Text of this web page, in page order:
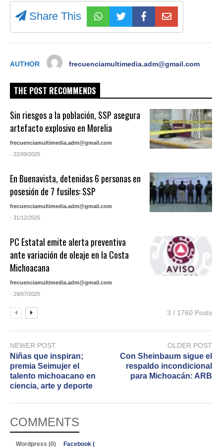
Share This
AUTHOR frecuenciamultimedia.adm@gmail.com
THE POST RECOMMENDS
Sin riesgos a la población, SSP asegura
artefacto explosivo en Morelia
frecuenciamultimedia.adm@gmail.com
- 22/09/2025
En Buenavista, detenidas 6 personas en
posesión de 7 fusiles: SSP
frecuenciamultimedia.adm@gmail.com
- 31/12/2025
PC Estatal emite alerta preventiva
ante variación de oleaje en la Costa
Michoacana
frecuenciamultimedia.adm@gmail.com
- 29/07/2025
3 / 1760 Posts
NEWER POST
Niñas que inspiran;
premia Seimujer el
talento michoacano en
ciencia, arte y deporte
OLDER POST
Con Sheinbaum sigue el
respaldo incondicional
para Michoacán: ARB
COMMENTS
Wordpress (0) Facebook (